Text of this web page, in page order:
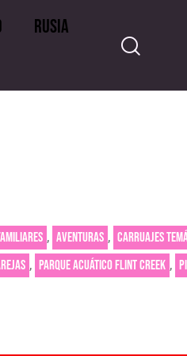
Rusia
, Aventuras , Carruajes
, Parque acuático Flint Creek ,